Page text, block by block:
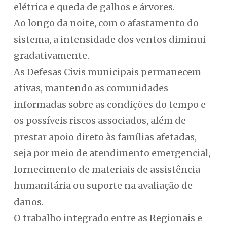
elétrica e queda de galhos e árvores.
Ao longo da noite, com o afastamento do
sistema, a intensidade dos ventos diminui
gradativamente.
As Defesas Civis municipais permanecem
ativas, mantendo as comunidades
informadas sobre as condições do tempo e
os possíveis riscos associados, além de
prestar apoio direto às famílias afetadas,
seja por meio de atendimento emergencial,
fornecimento de materiais de assistência
humanitária ou suporte na avaliação de
danos.
O trabalho integrado entre as Regionais e